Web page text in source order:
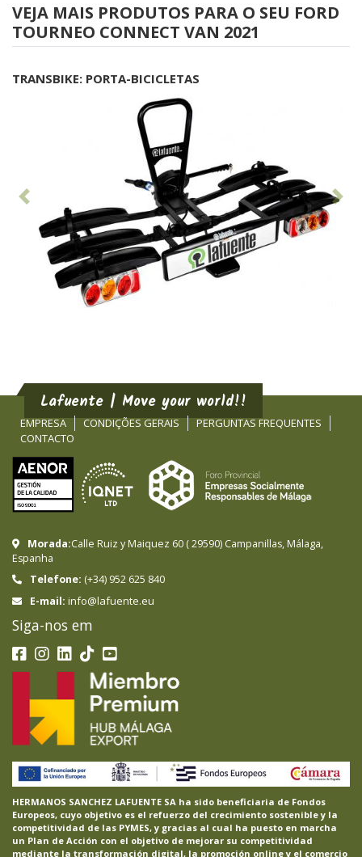
VEJA MAIS PRODUTOS PARA O SEU FORD
TOURNEO CONNECT VAN 2021
TRANSBIKE: PORTA-BICICLETAS
Lafuente | Move your world!!
EMPRESA CONDIÇÕES GERAIS
PERGUNTAS FREQUENTES
CONTACTO
Morada:Calle Ruiz y Maiquez 60 (29590) Campanillas, Málaga,
Espanha
Telefone: (+34) 952 625 840
E-mail: info@lafuente.eu
Siga-nos em
HERMANOS SANCHEZ LAFUENTE SA ha sido beneficiaria de Fondos
Europeos, cuyo objetivo es el refuerzo del crecimiento sostenible y la
competitividad de las PYMES, y gracias al cual ha puesto en marcha
un Plan de Acción con el objetivo de mejorar su competitividad
mediante la transformación digital, la promoción online y el comercio